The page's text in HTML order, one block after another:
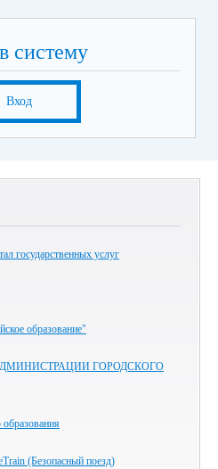
систему
Вход
государственных услуг
образование"
ГОРОДСКОГО
образования
(Безопасный поезд)